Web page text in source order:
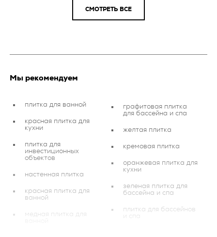
СМОТРЕТЬ ВСЕ
Мы рекомендуем
плитка для ванной
красная плитка для
кухни
плитка для
инвестиционных
объектов
настенная плитка
красная плитка для
ванной
медная плитка для
графитовая плитка
для бассейна и спа
желтая плитка
кремовая плитка
оранжевая плитка для
кухни
зеленая плитка для
бассейна и спа
плитка для бассейнов
и спа